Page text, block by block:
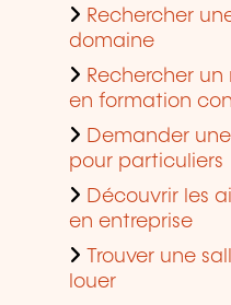
Rechercher
domaine
Rechercher
en formation
Demander
pour particuliers
Découvrir les
en entreprise
Trouver une
louer